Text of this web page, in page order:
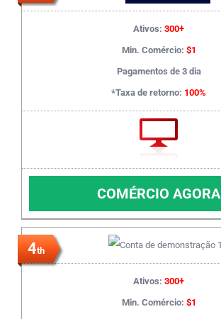
Ativos: 300+
Min. Comércio: $1
Pagamentos de 3 dia
*Taxa de retorno: 100%
COMÉRCIO AGORA
4th
Ativos: 300+
Min. Comércio: $1